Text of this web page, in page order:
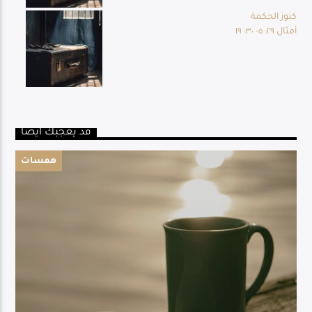
كنوز الحكمة
أمثال ٢٩: ٥- ٣٠: ١٩
قد يعجبك أيضا
همسات